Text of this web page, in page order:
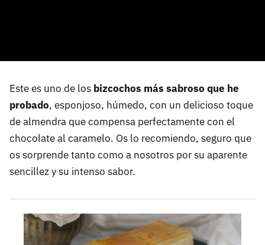
Este es uno de los bizcochos más sabroso que he
probado, esponjoso, húmedo, con un delicioso toque
de almendra que compensa perfectamente con el
chocolate al caramelo. Os lo recomiendo, seguro que
os sorprende tanto como a nosotros por su aparente
sencillez y su intenso sabor.